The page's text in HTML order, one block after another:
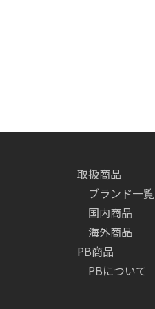
取扱商品
ブランド一覧
国内商品
海外商品
PB商品
PBについて